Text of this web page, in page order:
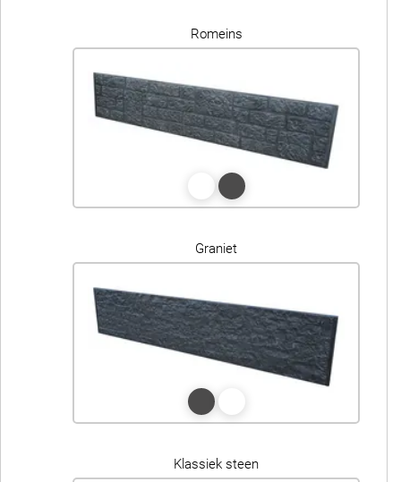
Romeins
Graniet
Klassiek steen